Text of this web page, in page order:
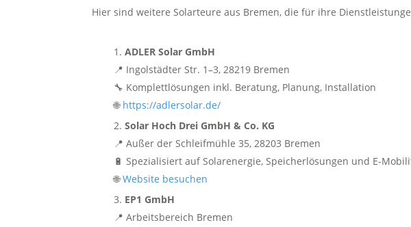
Hier sind weitere Solarteure aus Bremen, die für ihre
ADLER Solar GmbH
📍 Ingolstädter Str. 1–3, 28219 Bremen
🔧 Komplettlösungen inkl. Beratung, Planung, Installation
🌐 https://adlersolar.de/
Solar Hoch Drei GmbH & Co. KG
📍 Außer der Schleifmühle 35, 28203 Bremen
🔋 Spezialisiert auf Solarenergie, Speicherlösungen und E-
🌐Website besuchen
EP1 GmbH
📍 Arbeitsbereich Bremen